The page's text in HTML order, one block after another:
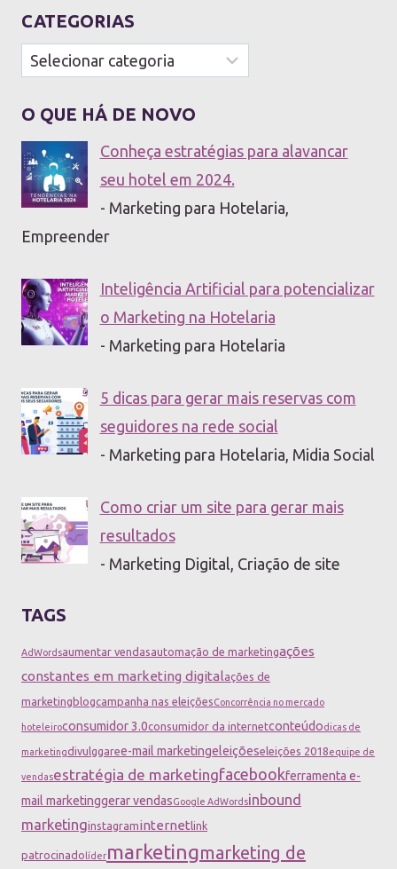
CATEGORIAS
Categorias
O QUE HÁ DE NOVO
Conheça estratégias para alavancar
seu hotel em 2024.
- Marketing para Hotelaria,
Empreender
Inteligência Artificial para potencializar
o Marketing na Hotelaria
- Marketing para Hotelaria
5 dicas para gerar mais reservas com
seguidores na rede social
- Marketing para Hotelaria, Midia Social
Como criar um site para gerar mais
resultados
- Marketing Digital, Criação de site
TAGS
AdWordsaumentar vendasautomação de marketingações
constantes em marketing digitalações de
marketingblogcampanha nas eleiçõesConcorrência no mercado
hoteleiroconsumidor 3.0consumidor da internetconteúdodicas de
marketingdivulggaree-mail marketingeleiçõeseleições 2018equipe de
vendasestratégia de marketingfacebookferramenta e-
mail marketinggerar vendasGoogle AdWordsinbound
marketinginstagraminternetlink
patrocinadolídermarketingmarketing de